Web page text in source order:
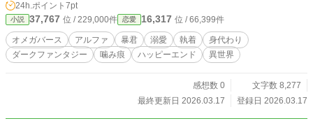
24h.ポイント 7pt
小説 37,767 位 / 229,000件 恋愛 16,317 位 / 66,399件
オメガバース アルファ 暴君 溺愛 執着
身代わり
ダークファンタジー
噛み痕 ハッピーエンド 異世界
感想数 0
文字数 8,277
最終更新日 2026.03.17
登録日 2026.03.17